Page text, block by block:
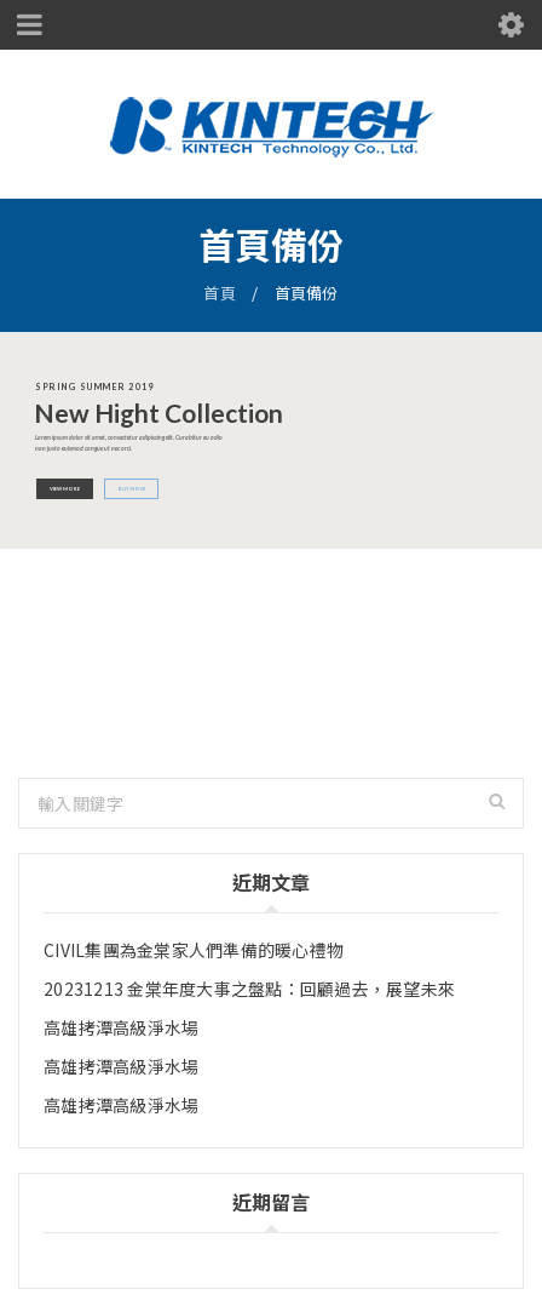
首頁備份
首頁 / 首頁備份
S P R N G S M M E R 2 01 9
New Hight Collection
Lorem ipsum dolor sit amet, consectetur adipiscing elit. Curabitur eu odio
non justo euismod congue ut nec orci.
VIEW MORE BUY NOW
FREE
近期文章
CIVIL集團為金棠家人們準備的暖心禮物
20231213 金棠年度大事之盤點：回顧過去，展望未來
高雄拷潭高級淨水場
高雄拷潭高級淨水場
高雄拷潭高級淨水場
近期留言